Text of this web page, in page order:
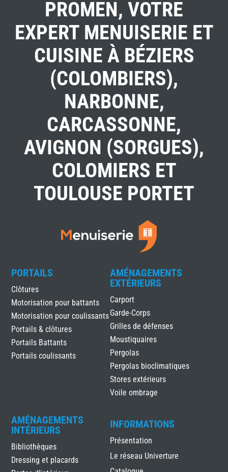
PROMEN, VOTRE
EXPERT MENUISERIE ET
CUISINE À BÉZIERS
(COLOMBIERS),
NARBONNE,
CARCASSONNE,
AVIGNON (SORGUES),
COLOMIERS ET
TOULOUSE PORTET
PORTAILS
Clôtures
Motorisation pour battants
Motorisation pour coulissants
Portails & clôtures
Portails Battants
Portails coulissants
AMÉNAGEMENTS
EXTÉRIEURS
Carport
Garde-Corps
Grilles de défenses
Moustiquaires
Pergolas
Pergolas bioclimatiques
Stores extérieurs
Voile ombrage
AMÉNAGEMENTS
INTÉRIEURS
Bibliothèques
Dressing et placards
INFORMATIONS
Présentation
Le réseau Univerture